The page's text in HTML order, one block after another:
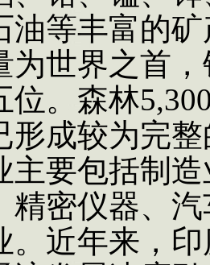
油等丰富的
为世界之首
位。森林
形成较为完
主要包括制
精密仪器、
。近年来，